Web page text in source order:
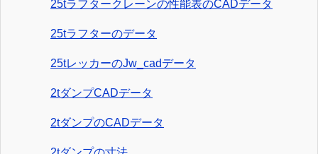
25tラフタークレーンの性能表のCADデータ
25tラフターのデータ
25tレッカーのJw_cadデータ
2tダンプCADデータ
2tダンプのCADデータ